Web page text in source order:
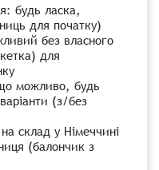
будь ласка,
для початку)
без власного
для
можливо, будь
(з/без
склад у Німеччині
(балончик з